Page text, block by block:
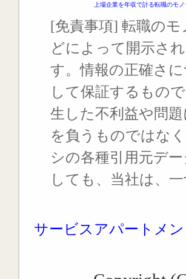
上場企業を年収で計る転職のモノ
[免責事項] 転職の
どによって開示さ
す。情報の正確さ
して保証するもの
生した不利益や問
を負うものではな
シの各種引用元デ
しても、当社は、
サービスアパートメン